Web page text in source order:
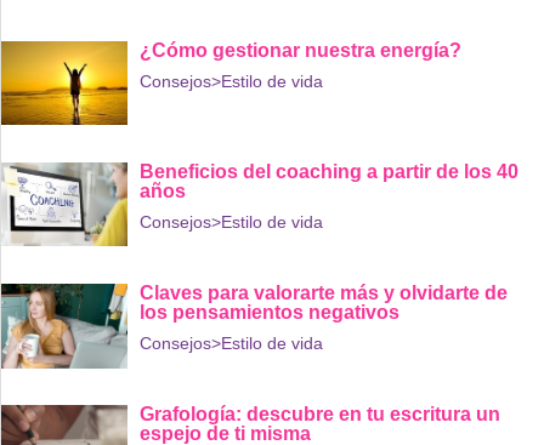
¿Cómo gestionar nuestra energía?
Consejos>Estilo de vida
Beneficios del coaching a partir de los 40
años
Consejos>Estilo de vida
Claves para valorarte más y olvidarte de
los pensamientos negativos
Consejos>Estilo de vida
Grafología: descubre en tu escritura un
espejo de ti misma